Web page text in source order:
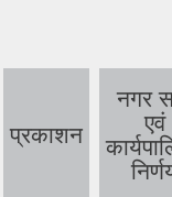
प्रकाशन
नगर
एवं